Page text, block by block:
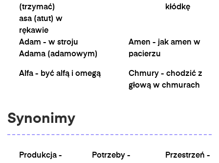
(trzymać)
asa (atut) w
rękawie
kłódkę
Adam - w stroju
Adama (adamowym)
Alfa - być alfą i omegą
Amen - jak amen w
pacierzu
Chmury - chodzić z
głową w chmurach
Synonimy
Produkcja -
Potrzeby -
Przestrzeń -